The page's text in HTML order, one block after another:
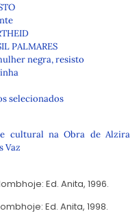
PALMARES
negra, resisto
selecionados
cultural na Obra de Alzira
Vaz
Ed. Anita, 1996.
Ed. Anita, 1998.